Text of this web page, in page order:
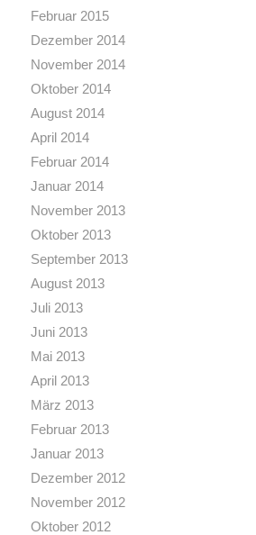
Februar 2015
Dezember 2014
November 2014
Oktober 2014
August 2014
April 2014
Februar 2014
Januar 2014
November 2013
Oktober 2013
September 2013
August 2013
Juli 2013
Juni 2013
Mai 2013
April 2013
März 2013
Februar 2013
Januar 2013
Dezember 2012
November 2012
Oktober 2012